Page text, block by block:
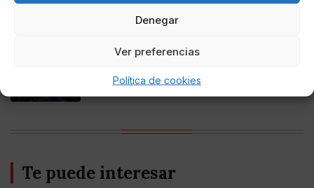
Denegar
Ver preferencias
Política de cookies
criptomonedas y Bitcoin en México 2025
Entretenimiento
Europea
Te puede interesar